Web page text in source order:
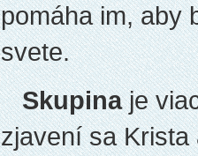
pomáha im, aby
svete.
Skupina je
zjavení sa Krista